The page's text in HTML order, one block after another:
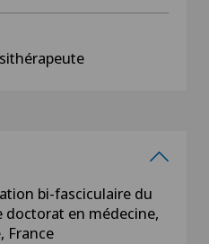
bi-fasciculaire du
doctorat en médecine,
France